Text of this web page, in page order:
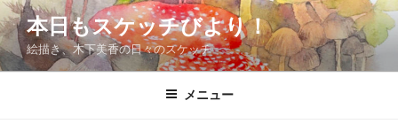
コ
ン
テ
ン
本日もスケッチびより！
絵描き、木下美香の日々のスケッチ
メニュー